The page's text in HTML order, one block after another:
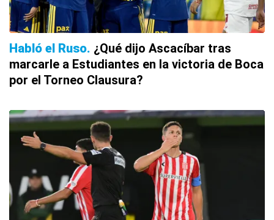
Habló el Ruso ¿Qué dijo Ascacíbar tras
marcarle a Estudiantes en la victoria de Boca
por el Torneo Clausura?